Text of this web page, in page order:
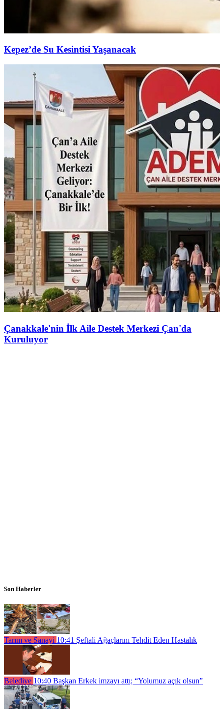
Kepez’de Su Kesintisi Yaşanacak
Çanakkale'nin İlk Aile Destek Merkezi Çan'da
Kuruluyor
Son Haberler
Tarım ve Sanayi 10:41 Şeftali Ağaçlarını Tehdit Eden Hastalık
Belediye 10:40 Başkan Erkek imzayı attı; “Yolumuz açık olsun”